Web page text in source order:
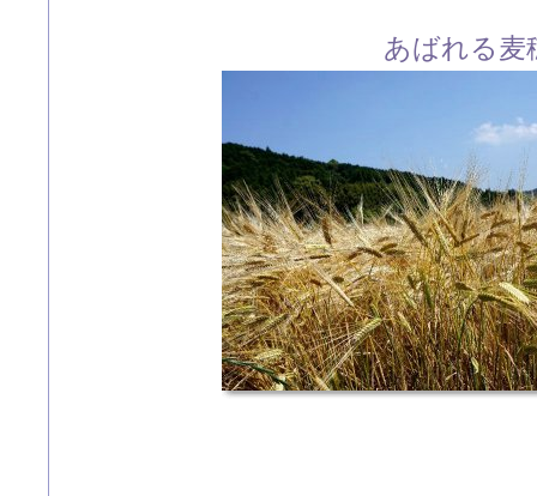
あばれる麦